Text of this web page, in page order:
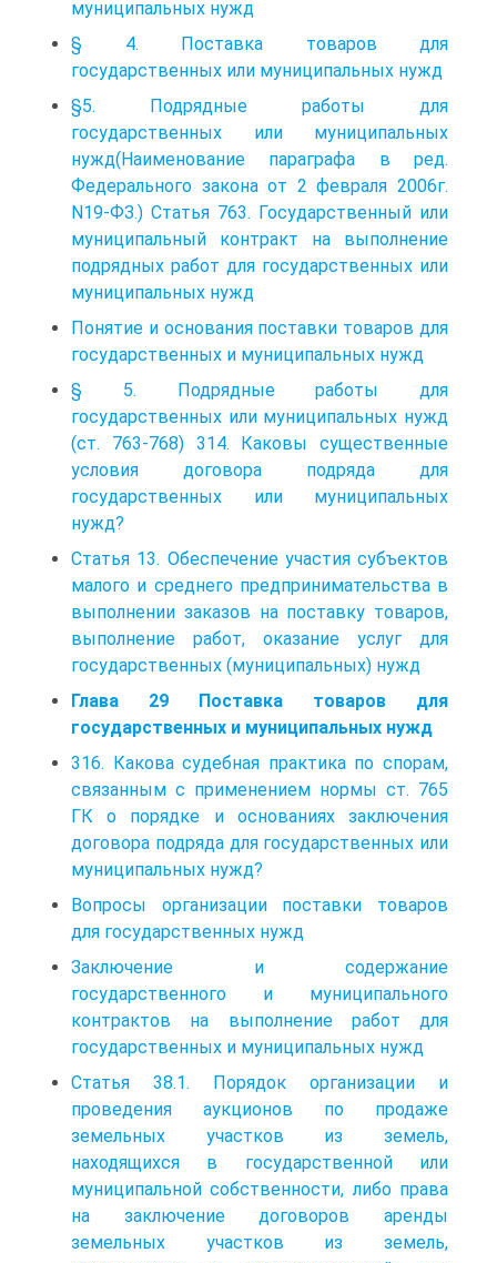
муниципальных нужд
§ 4. Поставка товаров для
государственных или муниципальных нужд
§5. Подрядные работы для
государственных или муниципальных
нужд(Наименование параграфа в ред.
Федерального закона от 2 февраля 2006г.
N19-ФЗ.) Статья 763. Государственный или
муниципальный контракт на выполнение
подрядных работ для государственных или
муниципальных нужд
Понятие и основания поставки товаров для
государственных и муниципальных нужд
§ 5. Подрядные работы для
государственных или муниципальных нужд
(ст. 763-768) 314. Каковы существенные
условия договора подряда для
государственных или муниципальных
нужд?
Статья 13. Обеспечение участия субъектов
малого и среднего предпринимательства в
выполнении заказов на поставку товаров,
выполнение работ, оказание услуг для
государственных (муниципальных) нужд
Глава 29 Поставка товаров для
государственных и муниципальных нужд
316. Какова судебная практика по спорам,
связанным с применением нормы ст. 765
ГК о порядке и основаниях заключения
договора подряда для государственных или
муниципальных нужд?
Вопросы организации поставки товаров
для государственных нужд
Заключение и содержание
государственного и муниципального
контрактов на выполнение работ для
государственных и муниципальных нужд
Статья 38.1. Порядок организации и
проведения аукционов по продаже
земельных участков из земель,
находящихся в государственной или
муниципальной собственности, либо права
на заключение договоров аренды
земельных участков из земель,